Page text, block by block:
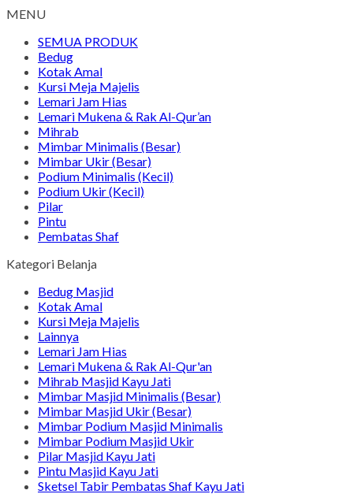
MENU
SEMUA PRODUK
Bedug
Kotak Amal
Kursi Meja Majelis
Lemari Jam Hias
Lemari Mukena & Rak Al-Qur’an
Mihrab
Mimbar Minimalis (Besar)
Mimbar Ukir (Besar)
Podium Minimalis (Kecil)
Podium Ukir (Kecil)
Pilar
Pintu
Pembatas Shaf
Kategori Belanja
Bedug Masjid
Kotak Amal
Kursi Meja Majelis
Lainnya
Lemari Jam Hias
Lemari Mukena & Rak Al-Qur'an
Mihrab Masjid Kayu Jati
Mimbar Masjid Minimalis (Besar)
Mimbar Masjid Ukir (Besar)
Mimbar Podium Masjid Minimalis
Mimbar Podium Masjid Ukir
Pilar Masjid Kayu Jati
Pintu Masjid Kayu Jati
Sketsel Tabir Pembatas Shaf Kayu Jati